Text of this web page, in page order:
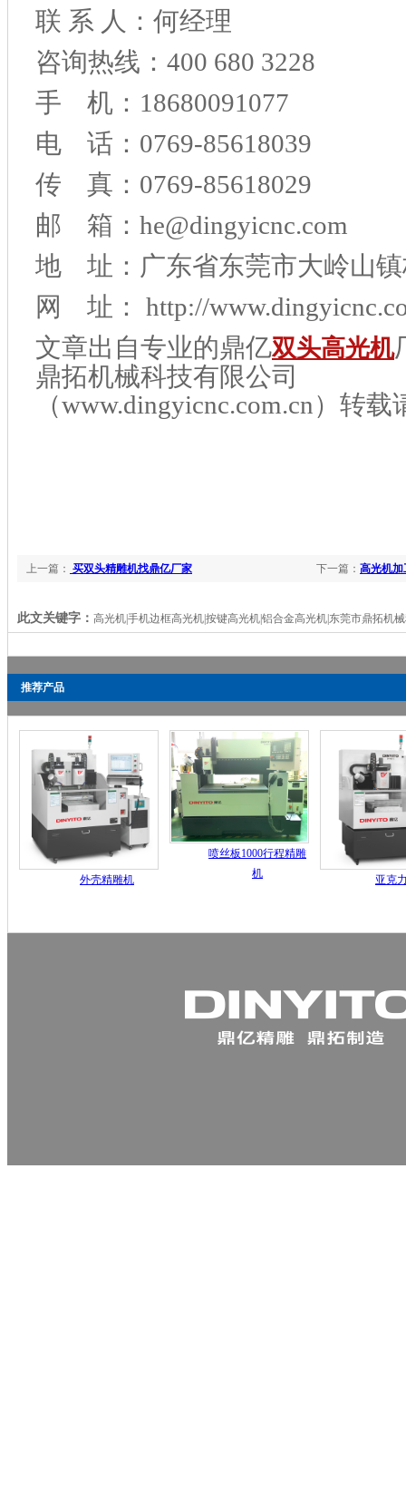
联 系 人：何经理
咨询热线：400 680 3228
手 机：18680091077
电 话：0769-85618039
传 真：0769-85618029
邮 箱：he@dingyicnc.com
地 址：广东省东莞市大岭山镇
网 址： http://
文章出自专业的鼎亿双头高光机
鼎拓机械科技有限公司
（www.dingyicnc.com.cn）转
下一篇： 高光机加
上一篇： 买双头精雕机找鼎亿厂家
此文关键字： 高光机|手机边框高光机|按键高光机|铝合金高光机|东莞市鼎拓机
推荐产品
外壳精雕机
喷丝板1000行程精雕
机
亚克